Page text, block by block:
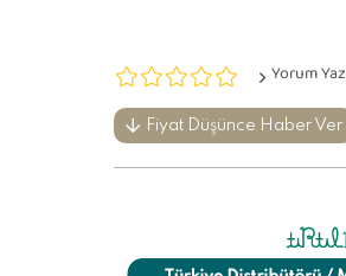
Yorum Yaz
Fiyat Düşünce Haber Ver